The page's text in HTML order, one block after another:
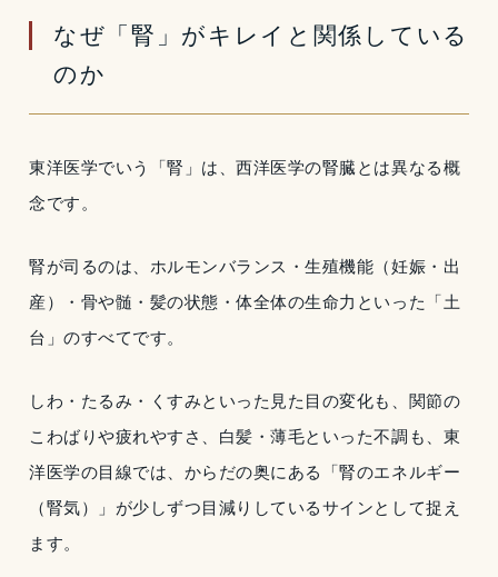
なぜ「腎」がキレイと関係している
のか
東洋医学でいう「腎」は、西洋医学の腎臓とは異なる概
念です。
腎が司るのは、ホルモンバランス・生殖機能（妊娠・出
産）・骨や髄・髪の状態・体全体の生命力といった「土
台」のすべてです。
しわ・たるみ・くすみといった見た目の変化も、関節の
こわばりや疲れやすさ、白髪・薄毛といった不調も、東
洋医学の目線では、からだの奥にある「腎のエネルギー
（腎気）」が少しずつ目減りしているサインとして捉え
ます。